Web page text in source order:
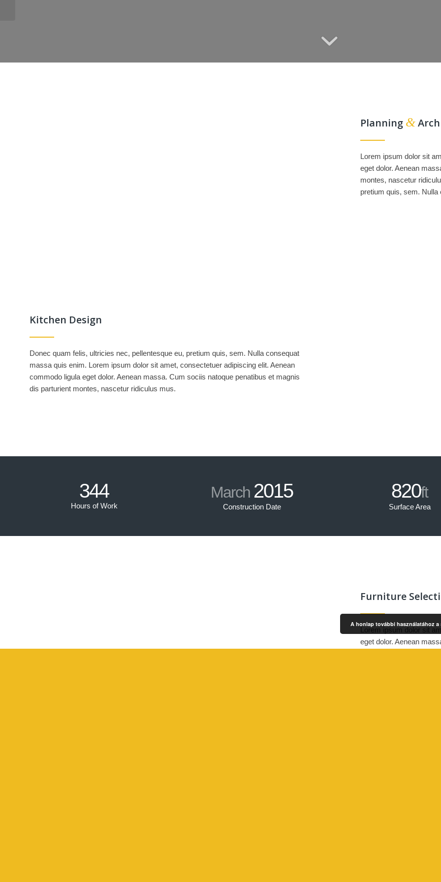
Planning &
Lorem ipsum dolor sit
eget dolor. Aenean
montes, nascetur
pretium quis, sem.
Kitchen Design
Donec quam felis, ultricies nec, pellentesque eu, pretium quis, sem. Nulla consequat
massa quis enim. Lorem ipsum dolor sit amet, consectetuer adipiscing elit. Aenean
commodo ligula eget dolor. Aenean massa. Cum sociis natoque penatibus et magnis
dis parturient montes, nascetur ridiculus mus.
344
Hours of Work
March 2015
Construction Date
820ft
Surface Area
Furniture
Lorem ipsum dolor sit
eget dolor. Aenean
A honlap további használatához